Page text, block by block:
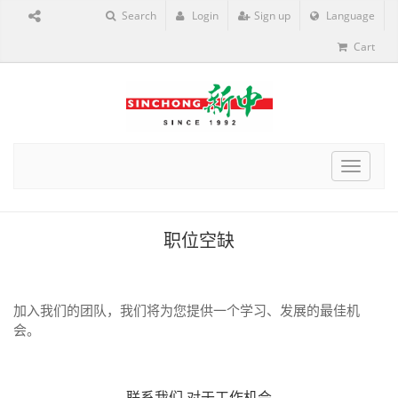
Search Login Sign up Language
Cart
Toggle
职位空缺
加入我们的团队，我们将为您提供一个学习、发展的最佳机
会。